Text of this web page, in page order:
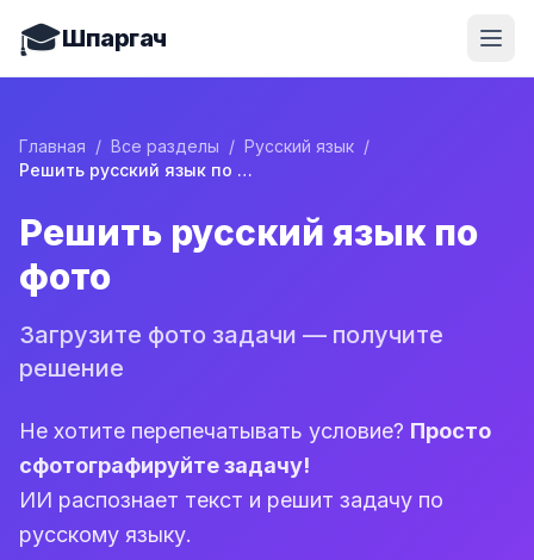
🎓Шпаргач
Главная / Все разделы / Русский язык /
Решить русский язык по фото
Решить русский язык по
фото
Загрузите фото задачи — получите
решение
Не хотите перепечатывать условие? Просто
сфотографируйте задачу!
ИИ распознает текст и решит задачу по
русскому языку.